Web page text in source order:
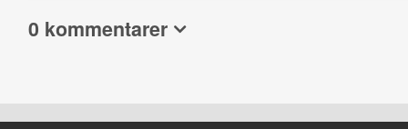
0 kommentarer